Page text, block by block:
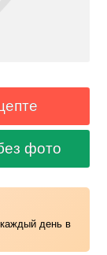
фото
день в